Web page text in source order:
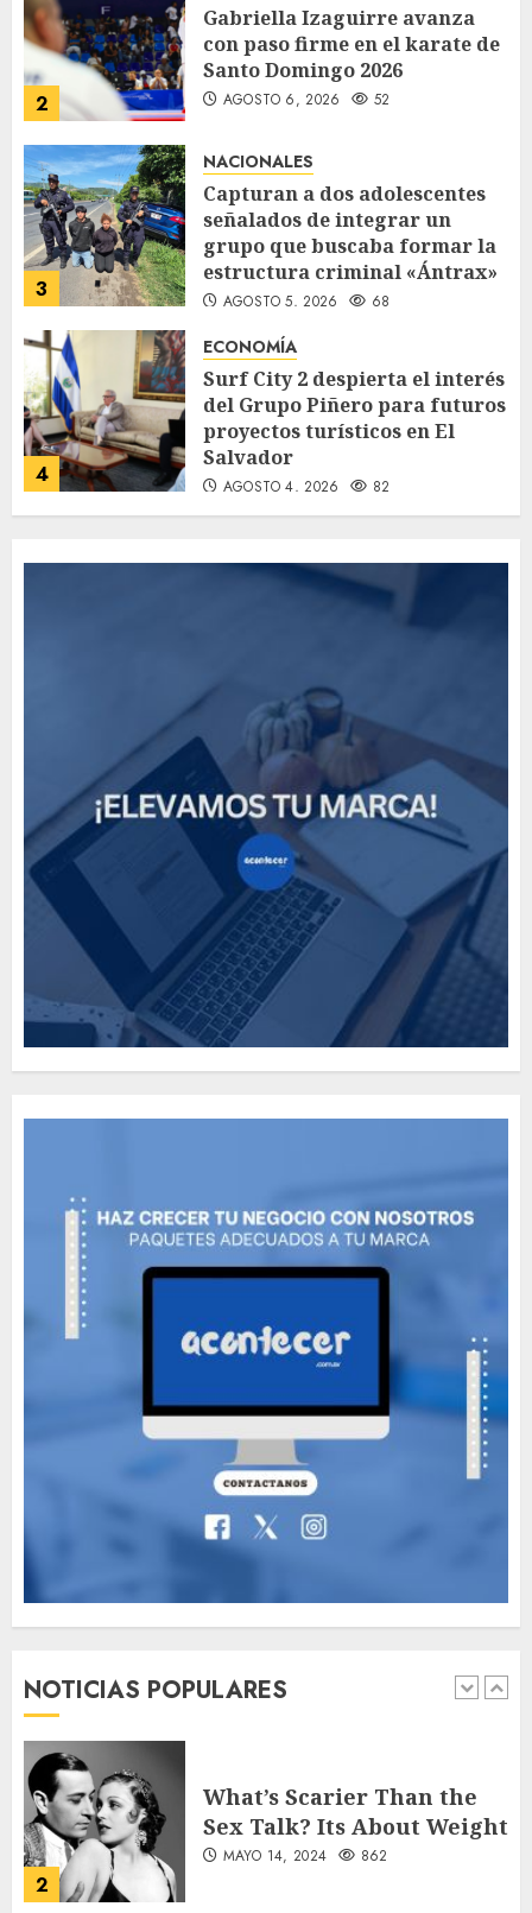
2
Gabriella Izaguirre avanza
con paso firme en el karate de
Santo Domingo 2026
AGOSTO 6, 2026 52
3
NACIONALES
Capturan a dos adolescentes
señalados de integrar un
grupo que buscaba formar la
estructura criminal «Ántrax»
AGOSTO 5, 2026 68
4
ECONOMÍA
Surf City 2 despierta el interés
del Grupo Piñero para futuros
proyectos turísticos en El
Salvador
AGOSTO 4, 2026 82
NOTICIAS POPULARES
Need to Know About the
Classic Cars in a Retro
Movie?
MAYO 14, 2024
The full story of
Thailand’s extraordinary
Valentino Goes
Deliberately Feminine for
Fall 2018
Searching for the
forgotten heroes of World
War Two
MAYO 14, 2024
2
What’s Scarier Than the
3
How To Write Award
Winning Blog Headlines
MAYO 14, 2024 1004